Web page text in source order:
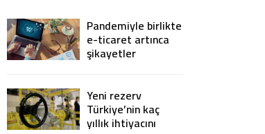
Pandemiyle birlikte
e-ticaret artınca
şikayetler
de katlandı
Yeni rezerv
Türkiye’nin kaç
yıllık ihtiyacını